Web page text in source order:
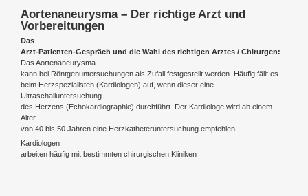
Aortenaneurysma – Der richtige Arzt und
Vorbereitungen
Das
Arzt-Patienten-Gespräch und die Wahl des richtigen Arztes / Chirurgen:
Das Aortenaneurysma
kann bei Röntgenuntersuchungen als Zufall festgestellt werden. Häufig fällt es
beim Herzspezialisten (Kardiologen) auf, wenn dieser eine
Ultraschalluntersuchung
des Herzens (Echokardiographie) durchführt. Der Kardiologe wird ab einem
Alter
von 40 bis 50 Jahren eine Herzkatheteruntersuchung empfehlen.
Kardiologen
arbeiten häufig mit bestimmten chirurgischen Kliniken